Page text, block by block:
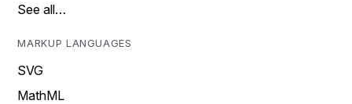
See all…
MARKUP LANGUAGES
SVG
MathML